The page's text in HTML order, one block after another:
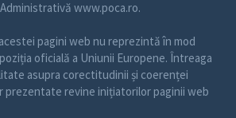
www.poca.ro.
pagini web nu reprezintă în mod
oficială a Uniunii Europene. Întreaga
asupra corectitudinii și coerenței
prezentate revine inițiatorilor paginii web